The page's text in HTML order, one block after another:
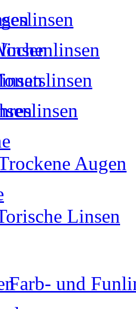
Augen
Linsen
Farb- und